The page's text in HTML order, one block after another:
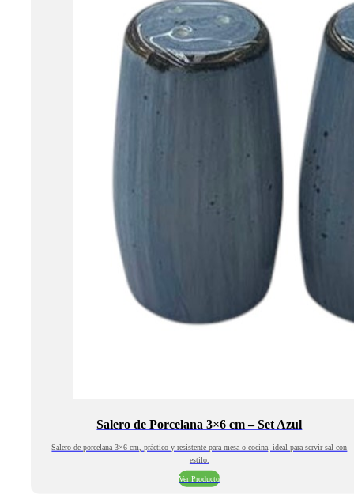
Salero de Porcelana 3×6 cm – Set Azul
Salero de porcelana 3×6 cm, práctico y resistente para mesa o cocina, ideal para servir sal con
estilo.
Ver Producto